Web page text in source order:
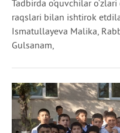
Tadbirda o‘quvchilar
raqslari bilan ishtirok
Ismatullayeva Malika,
Gulsanam,